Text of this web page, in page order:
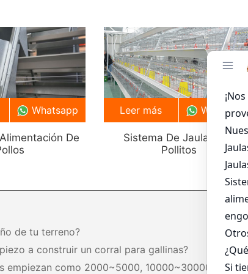
De
Whatsapp
Sistema De Jaula Para
Pollitos
Leer más Whatsapp
de tu terreno?
a construir un corral para gallinas?
empiezan como 2000~5000, 10000~30000,